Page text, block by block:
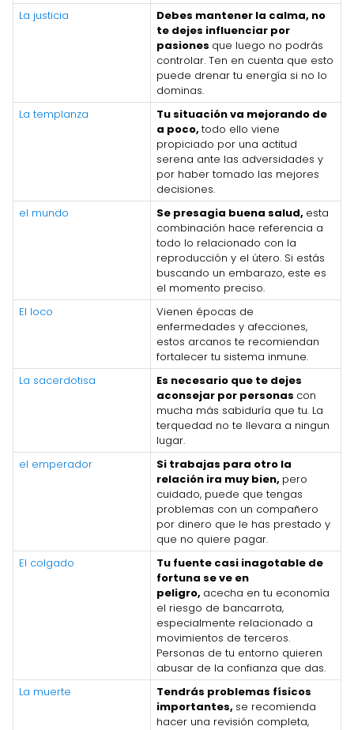
La justicia
Debes mantener la calma, no
te dejes influenciar por
pasiones que luego no podrás
controlar. Ten en cuenta que esto
puede drenar tu energía si no lo
dominas.
La templanza
Tu situación va mejorando de
a poco, todo ello viene
propiciado por una actitud
serena ante las adversidades y
por haber tomado las mejores
decisiones.
el mundo
Se presagia buena salud, esta
combinación hace referencia a
todo lo relacionado con la
reproducción y el útero. Si estás
buscando un embarazo, este es
el momento preciso.
El loco
Vienen épocas de
enfermedades y afecciones,
estos arcanos te recomiendan
fortalecer tu sistema inmune.
La sacerdotisa
Es necesario que te dejes
aconsejar por personas con
mucha más sabiduría que tu. La
terquedad no te llevara a ningun
lugar.
el emperador
Si trabajas para otro la
relación ira muy bien, pero
cuidado, puede que tengas
problemas con un compañero
por dinero que le has prestado y
que no quiere pagar.
El colgado
Tu fuente casi inagotable de
fortuna se ve en
peligro, acecha en tu economía
el riesgo de bancarrota,
especialmente relacionado a
movimientos de terceros.
Personas de tu entorno quieren
abusar de la confianza que das.
La muerte
Tendrás problemas físicos
importantes, se recomienda
hacer una revisión completa,